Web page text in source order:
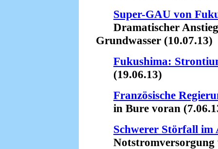
Super-GAU von
Dramatischer
Grundwasser (10.07.13)
Fukushima:
(19.06.13)
Französische
in Bure voran
Schwerer Störfall
Notstromversorgung